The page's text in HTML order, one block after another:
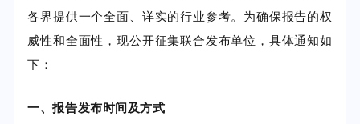
各界提供一个全面、详实的行业参考。为确保报告的权
威性和全面性，现公开征集联合发布单位，具体通知如
下：
一、报告发布时间及方式